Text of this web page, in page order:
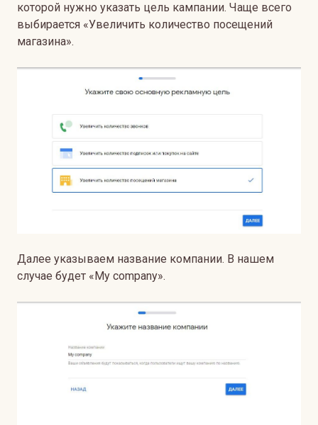
которой нужно указать цель кампании. Чаще всего
выбирается «Увеличить количество посещений
магазина».
Далее указываем название компании. В нашем
случае будет «My company».